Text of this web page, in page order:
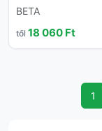
BETA
től 18 060 Ft
1